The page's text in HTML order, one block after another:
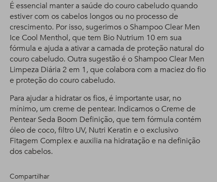
É essencial manter a saúde do couro cabeludo quando
estiver com os cabelos longos ou no processo de
crescimento. Por isso, sugerimos o Shampoo Clear Men
Ice Cool Menthol, que tem Bio Nutrium 10 em sua
fórmula e ajuda a ativar a camada de proteção natural do
couro cabeludo. Outra sugestão é o Shampoo Clear Men
Limpeza Diária 2 em 1, que colabora com a maciez do fio
e proteção do couro cabeludo.
Para ajudar a hidratar os fios, é importante usar, no
mínimo, um creme de pentear. Indicamos o Creme de
Pentear Seda Boom Definição, que tem fórmula contém
óleo de coco, filtro UV, Nutri Keratin e o exclusivo
Fitagem Complex e auxilia na hidratação e na definição
dos cabelos.
Compartilhar